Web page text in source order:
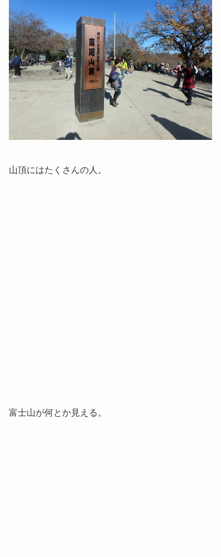
山頂にはたくさんの人。
富士山が何とか見える。